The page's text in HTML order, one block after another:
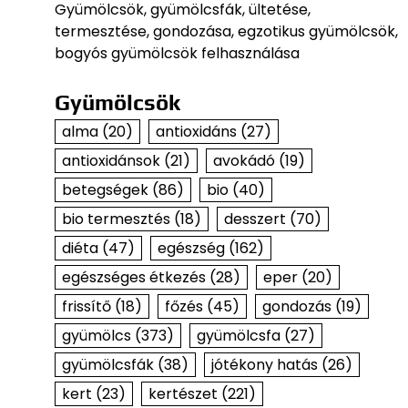
Gyümölcsök, gyümölcsfák, ültetése,
termesztése, gondozása, egzotikus gyümölcsök,
bogyós gyümölcsök felhasználása
Gyümölcsök
alma(20) antioxidáns(27)
antioxidánsok(21) avokádó(19)
betegségek(86) bio(40)
bio termesztés(18) desszert (70)
diéta(47) egészség(162)
egészséges étkezés(28) eper(20)
frissítő(18) főzés(45) gondozás(19)
gyümölcs(373) gyümölcsfa(27)
gyümölcsfák(38) jótékony hatás(26)
kert (23) kertészet (221)